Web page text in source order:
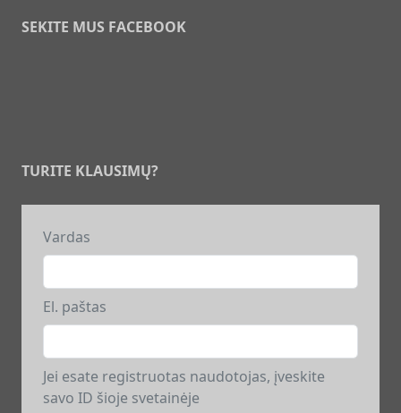
SEKITE MUS FACEBOOK
TURITE KLAUSIMŲ?
Vardas
El. paštas
Jei esate registruotas naudotojas, įveskite
savo ID šioje svetainėje